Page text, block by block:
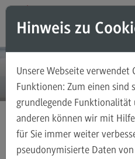
Direkt zum Inhalt
Direkt zum Hauptmenu
Direkt zum Footer
Masterstudiengänge
Accounting, Controlling,
Accounting, Controlling,
Modulangebot
Masterstudiengänge Soziale
Hinweis zu
Unsere Webseite verwendet
Funktionen: Zum einen sind
grundlegende Funktionalität
anderen können wir mit
für Sie immer weiter
pseudonymisierte Daten